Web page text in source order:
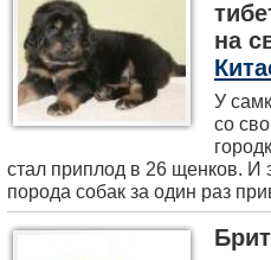
на
У
со
стал приплод в 26 щенков. И
порода собак за один раз